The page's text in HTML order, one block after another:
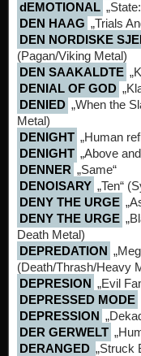
dEMOTIONAL
DEN HAAG „Trials
DEN NORDISKE
(Pagan/Viking Metal)
DEN SAAKALDTE
DENIAL OF GOD
DENIED „When the
Metal)
DENIGHT „Human
DENIGHT „Above
DENNER „Same“
DENOISARY „Ten“
DENY THE URGE
DENY THE URGE
Death Metal)
DEPREDATION
(Death/Thrash/Heavy
DEPRESION „Evil
DEPRESSED MODE
DEPRESSION
DER GERWELT
DERANGED „Struck